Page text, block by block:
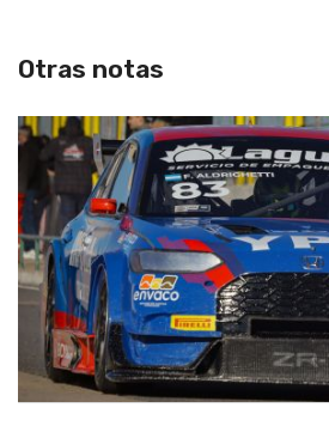
Otras notas